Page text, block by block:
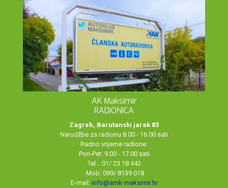
AK Maksimir
RADIONICA
Zagreb, Barutanski jarak 83
Narudžbe za radionu 8.00 - 16.00 sati
Radno vrijeme radione:
Pon-Pet: 9.00 - 17.00 sati
Tel.: 01/ 23 18 442
Mob: 099/ 8139 018
E-mail: info@amk-maksimir.hr